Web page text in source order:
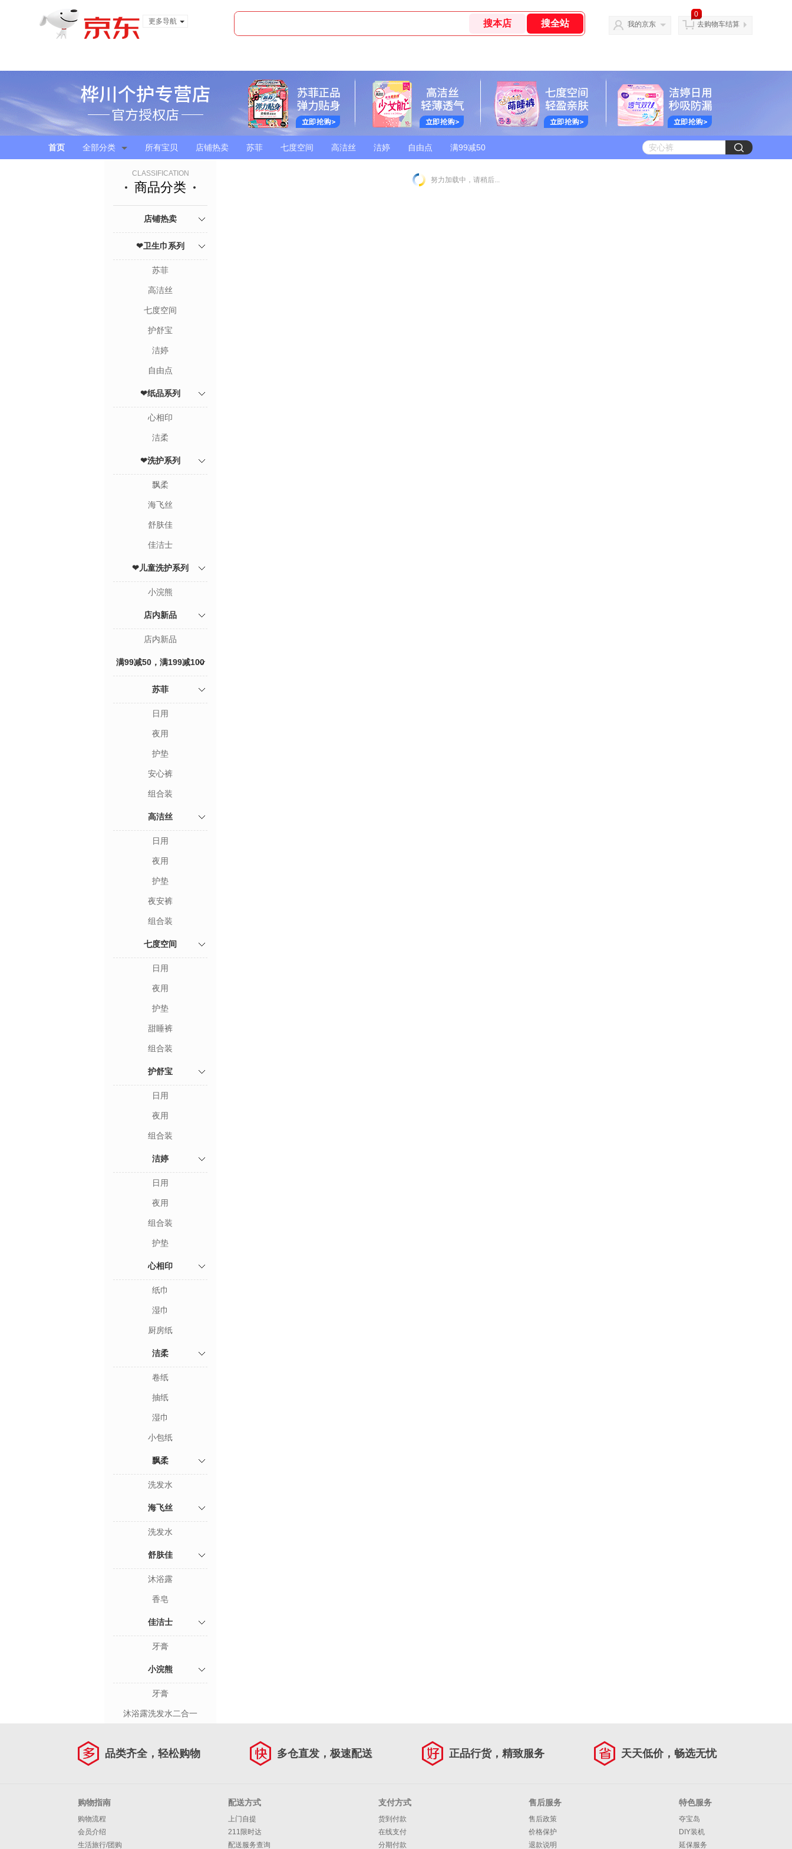
更多导航
我的京东
0
去购物车结算
首页 全部分类 所有宝贝 店铺热卖 苏菲 七度空间 高洁丝 洁婷 自由点 满99减50
CLASSIFICATION
商品分类
店铺热卖
❤卫生巾系列
苏菲
高洁丝
七度空间
护舒宝
洁婷
自由点
❤纸品系列
心相印
洁柔
❤洗护系列
飘柔
海飞丝
舒肤佳
佳洁士
❤儿童洗护系列
小浣熊
店内新品
店内新品
满99减50，满199减100
专区
苏菲
日用
夜用
护垫
安心裤
组合装
高洁丝
日用
夜用
护垫
夜安裤
组合装
七度空间
日用
夜用
护垫
甜睡裤
组合装
护舒宝
日用
夜用
组合装
洁婷
日用
夜用
组合装
护垫
心相印
纸巾
湿巾
厨房纸
洁柔
卷纸
抽纸
湿巾
小包纸
飘柔
洗发水
海飞丝
洗发水
舒肤佳
沐浴露
香皂
佳洁士
牙膏
小浣熊
牙膏
沐浴露洗发水二合一
努力加载中，请稍后...
品类齐全，轻松购物 多仓直发，极速配送 正品行货，精致服务 天天低价，畅选无忧
购物指南
购物流程
会员介绍
生活旅行/团购
配送方式
上门自提
211限时达
配送服务查询
支付方式
货到付款
在线支付
分期付款
售后服务
售后政策
价格保护
退款说明
特色服务
夺宝岛
DIY装机
延保服务